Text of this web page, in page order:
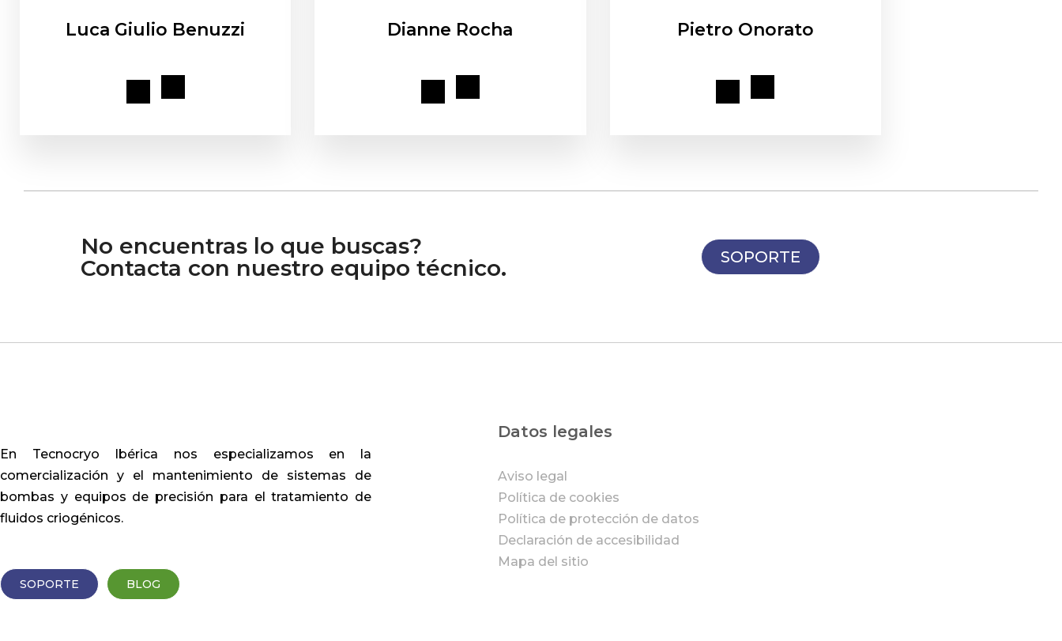
Luca Giulio Benuzzi Dianne Rocha Pietro Onorato
No encuentras lo que buscas?
Contacta con nuestro equipo técnico.
SOPORTE
En Tecnocryo Ibérica nos especializamos en la
comercialización y el mantenimiento de sistemas de
bombas y equipos de precisión para el tratamiento de
fluidos criogénicos.
SOPORTE BLOG
Datos legales
Aviso legal
Política de cookies
Política de protección de datos
Declaración de accesibilidad
Mapa del sitio